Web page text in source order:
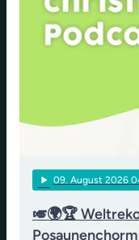
play_arrow 09. August 2026
🎺🌍🏆